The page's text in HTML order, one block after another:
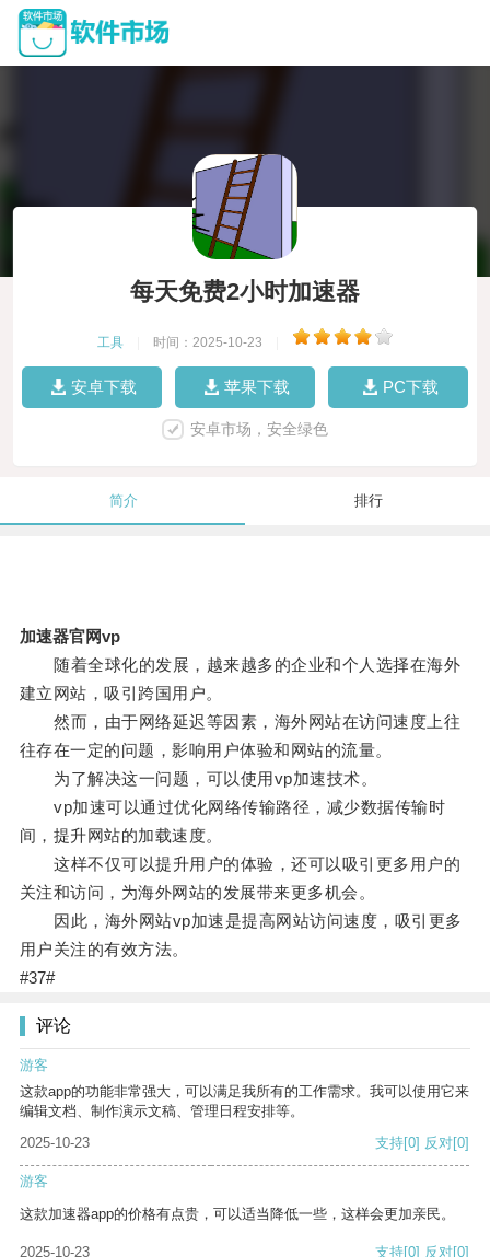
每天免费2小时加速器
工具 时间：2025-10-23
安卓下载 苹果下载 PC下载
安卓市场，安全绿色
简介 排行
加速器官网vp
随着全球化的发展，越来越多的企业和个人选择在海外
建立网站，吸引跨国用户。
然而，由于网络延迟等因素，海外网站在访问速度上往
往存在一定的问题，影响用户体验和网站的流量。
为了解决这一问题，可以使用vp加速技术。
vp加速可以通过优化网络传输路径，减少数据传输时
间，提升网站的加载速度。
这样不仅可以提升用户的体验，还可以吸引更多用户的
关注和访问，为海外网站的发展带来更多机会。
因此，海外网站vp加速是提高网站访问速度，吸引更多
用户关注的有效方法。
#37#
评论
游客
这款app的功能非常强大，可以满足我所有的工作需求。我可以使用它来
编辑文档、制作演示文稿、管理日程安排等。
2025-10-23
支持[0] 反对[0]
游客
这款加速器app的价格有点贵，可以适当降低一些，这样会更加亲民。
2025-10-23 支持[0] 反对[0]